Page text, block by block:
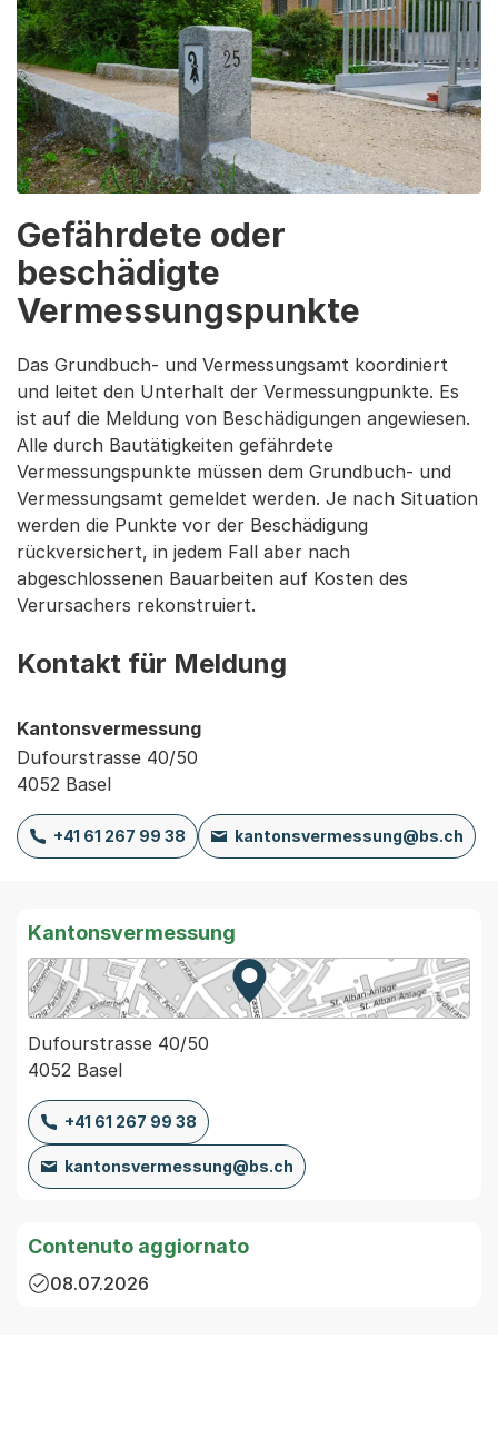
Gefährdete oder
beschädigte
Vermessungspunkte
Das Grundbuch- und Vermessungsamt koordiniert
und leitet den Unterhalt der Vermessungpunkte. Es
ist auf die Meldung von Beschädigungen angewiesen.
Alle durch Bautätigkeiten gefährdete
Vermessungspunkte müssen dem Grundbuch- und
Vermessungsamt gemeldet werden. Je nach Situation
werden die Punkte vor der Beschädigung
rückversichert, in jedem Fall aber nach
abgeschlossenen Bauarbeiten auf Kosten des
Verursachers rekonstruiert.
Kontakt für Meldung
Kantonsvermessung
Dufourstrasse 40/50
4052 Basel
+41 61 267 99 38 kantonsvermessung@bs.ch
Kantonsvermessung
Zur Karte von MapBS.
Externer Link, wird in einem
Dufourstrasse 40/50
4052 Basel
+41 61 267 99 38
kantonsvermessung@bs.ch
Contenuto aggiornato
08.07.2026